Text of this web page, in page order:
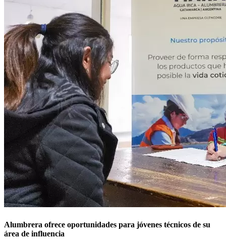
Alumbrera ofrece oportunidades para jóvenes técnicos de su
área de influencia